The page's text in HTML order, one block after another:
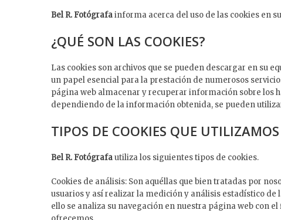
Bel R. Fotógrafainforma acerca del uso de las cookies en
¿QUÉ SON LAS COOKIES?
Las cookies son archivos que se pueden descargar en su
un papel esencial para la prestación de numerosos
página web almacenar y recuperar información sobre los
dependiendo de la información obtenida, se pueden
TIPOS DE COOKIES QUE UTILIZAMOS
Bel R. Fotógrafautiliza los siguientes tipos de cookies.
Cookies de análisis: Son aquéllas que bien tratadas por
usuarios y así realizar la medición y análisis estadístico
ello se analiza su navegación en nuestra página web con